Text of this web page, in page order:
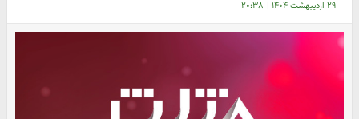
۲۹ اردیبهشت ۱۴۰۴ | ۲۰:۳۸